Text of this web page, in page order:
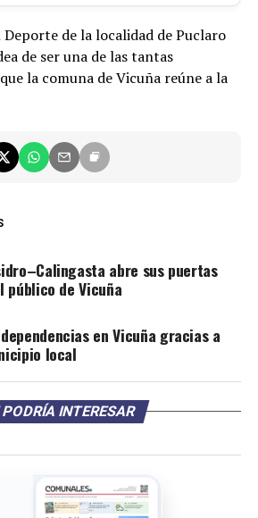
de la localidad de Puclaro
de ser una de las tantas
la comuna de Vicuña reúne a la
abre sus puertas
público de Vicuña
en Vicuña gracias a
local
PODRÍA INTERESAR